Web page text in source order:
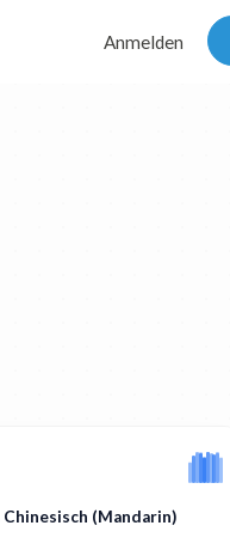
Anmelden
Chinesisch (Mandarin)